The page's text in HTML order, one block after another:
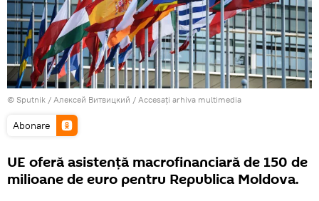
© Sputnik / Алексей Витвицкий / Accesați arhiva multimedia
Abonare
UE oferă asistență macrofinanciară de 150 de
milioane de euro pentru Republica Moldova.